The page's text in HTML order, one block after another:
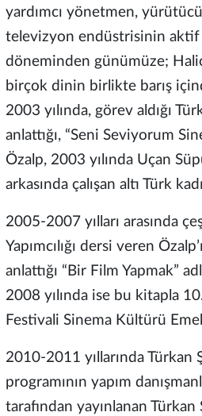
yardımcı yönetmen, yürütücü
televizyon endüstrisinin aktif
döneminden günümüze;
birçok dinin birlikte barış
2003 yılında, görev aldığı
anlattığı, “Seni Seviyorum
Özalp, 2003 yılında Uçan
arkasında çalışan altı Türk
2005-2007 yılları arasında
Yapımcılığı dersi veren
anlattığı “Bir Film Yapmak”
2008 yılında ise bu kitapla
Festivali Sinema Kültürü
2010-2011 yıllarında Türkan
programının yapım
tarafından yayınlanan Türkan